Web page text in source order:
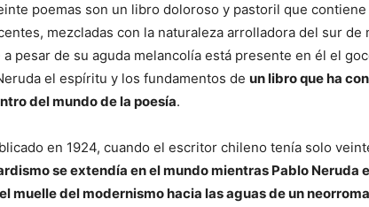
poemas son un libro doloroso y pastoril que
mezcladas con la naturaleza arrolladora del sur de
a pesar de su aguda melancolía está presente en él el
el espíritu y los fundamentos de un libro que ha
del mundo de la poesía.
en 1924, cuando el escritor chileno tenía solo
se extendía en el mundo mientras Pablo Neruda
muelle del modernismo hacia las aguas de un